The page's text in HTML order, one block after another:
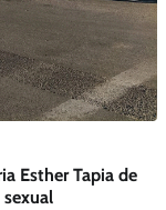
Esther Tapia de